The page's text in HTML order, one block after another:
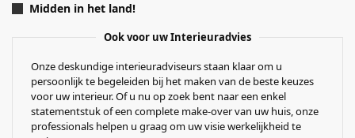
Midden in het land!
Ook voor uw Interieuradvies
Onze deskundige interieuradviseurs staan klaar om u
persoonlijk te begeleiden bij het maken van de beste keuzes
voor uw interieur. Of u nu op zoek bent naar een enkel
statementstuk of een complete make-over van uw huis, onze
professionals helpen u graag om uw visie werkelijkheid te